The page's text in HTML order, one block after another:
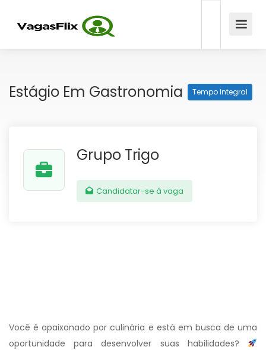
Estágio Em Gastronomia Tempo Integral
Grupo Trigo
Candidatar-se à vaga
Você é apaixonado por culinária e está em busca de uma
oportunidade para desenvolver suas habilidades?